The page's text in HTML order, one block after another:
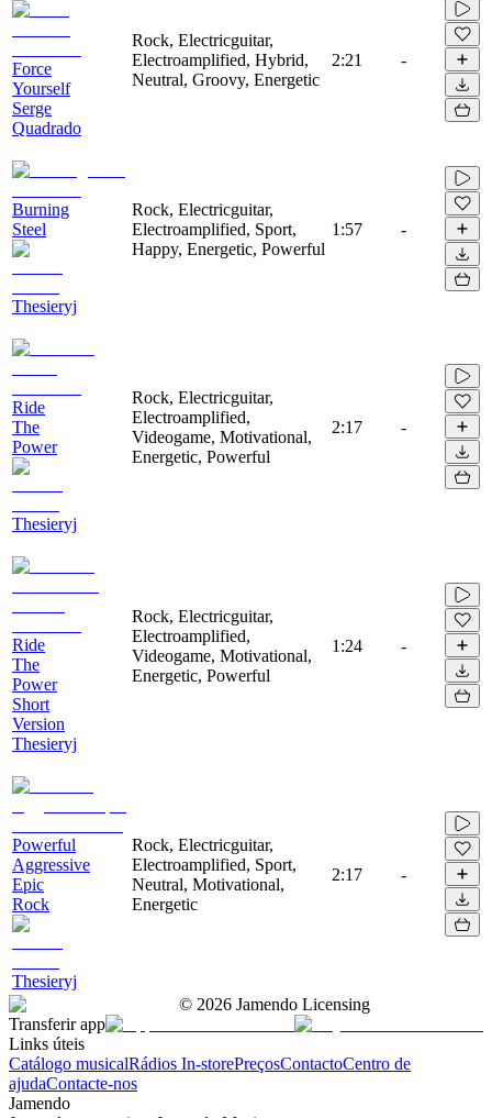
Force
Yourself
Serge
Quadrado
Rock, Electricguitar,
Electroamplified, Hybrid,
Neutral, Groovy, Energetic
2:21 -
Burning
Steel
Thesieryj
Rock, Electricguitar,
Electroamplified, Sport,
Happy, Energetic, Powerful
1:57 -
Ride
The
Power
Thesieryj
Rock, Electricguitar,
Electroamplified,
Videogame, Motivational,
Energetic, Powerful
2:17 -
Ride
The
Power
Short
Version
Thesieryj
Rock, Electricguitar,
Electroamplified,
Videogame, Motivational,
Energetic, Powerful
1:24 -
Powerful
Aggressive
Epic
Rock
Thesieryj
Rock, Electricguitar,
Electroamplified, Sport,
Neutral, Motivational,
Energetic
2:17 -
© 2026 Jamendo Licensing
Transferir app
Links úteis
Catálogo musicalRádios In-storePreçosContactoCentro de
ajudaContacte-nos
Jamendo